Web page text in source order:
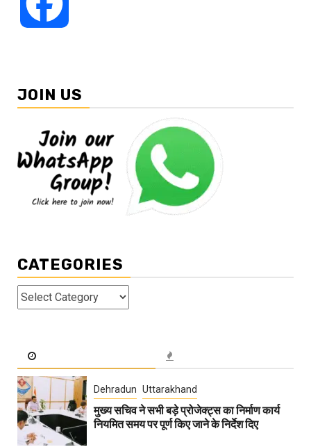
JOIN US
CATEGORIES
Categories
Dehradun Uttarakhand
मुख्य सचिव ने सभी बड़े प्रोजेक्ट्स का निर्माण कार्य
नियमित समय पर पूर्ण किए जाने के निर्देश दिए